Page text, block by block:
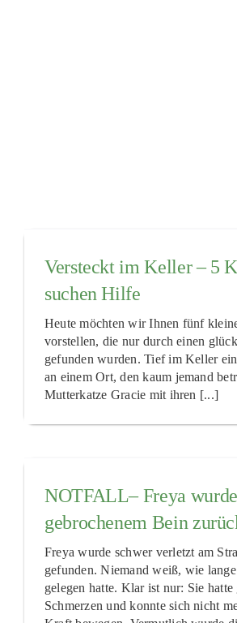
Versteckt im Keller – 5
suchen Hilfe
Heute möchten wir Ihnen fünf
vorstellen, die nur durch einen
gefunden wurden. Tief im Keller
an einem Ort, den kaum jemand
Mutterkatze Gracie mit ihren [...]
NOTFALL– Freya
gebrochenem Bein
Freya wurde schwer verletzt am
gefunden. Niemand weiß, wie
gelegen hatte. Klar ist nur: Sie hatte
Schmerzen und konnte sich nicht